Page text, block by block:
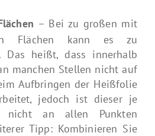
– Bei zu großen mit
Flächen kann es zu
Das heißt, dass innerhalb
manchen Stellen nicht auf
Aufbringen der Heißfolie
jedoch ist dieser je
nicht an allen Punkten
Tipp: Kombinieren Sie